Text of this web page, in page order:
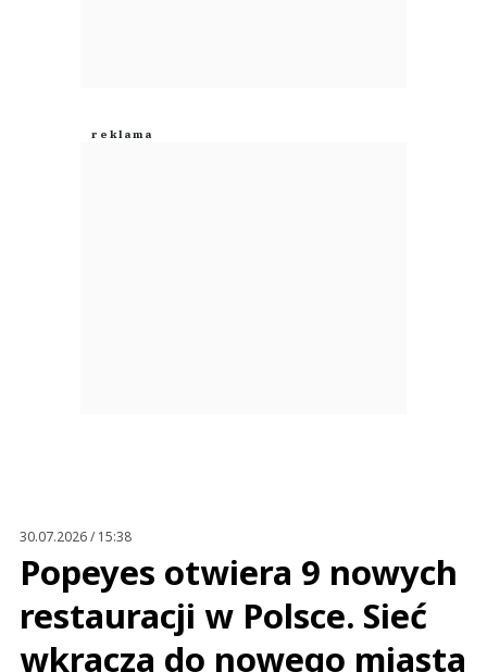
30.07.2026 / 15:38
Popeyes otwiera 9 nowych
restauracji w Polsce. Sieć
wkracza do nowego miasta